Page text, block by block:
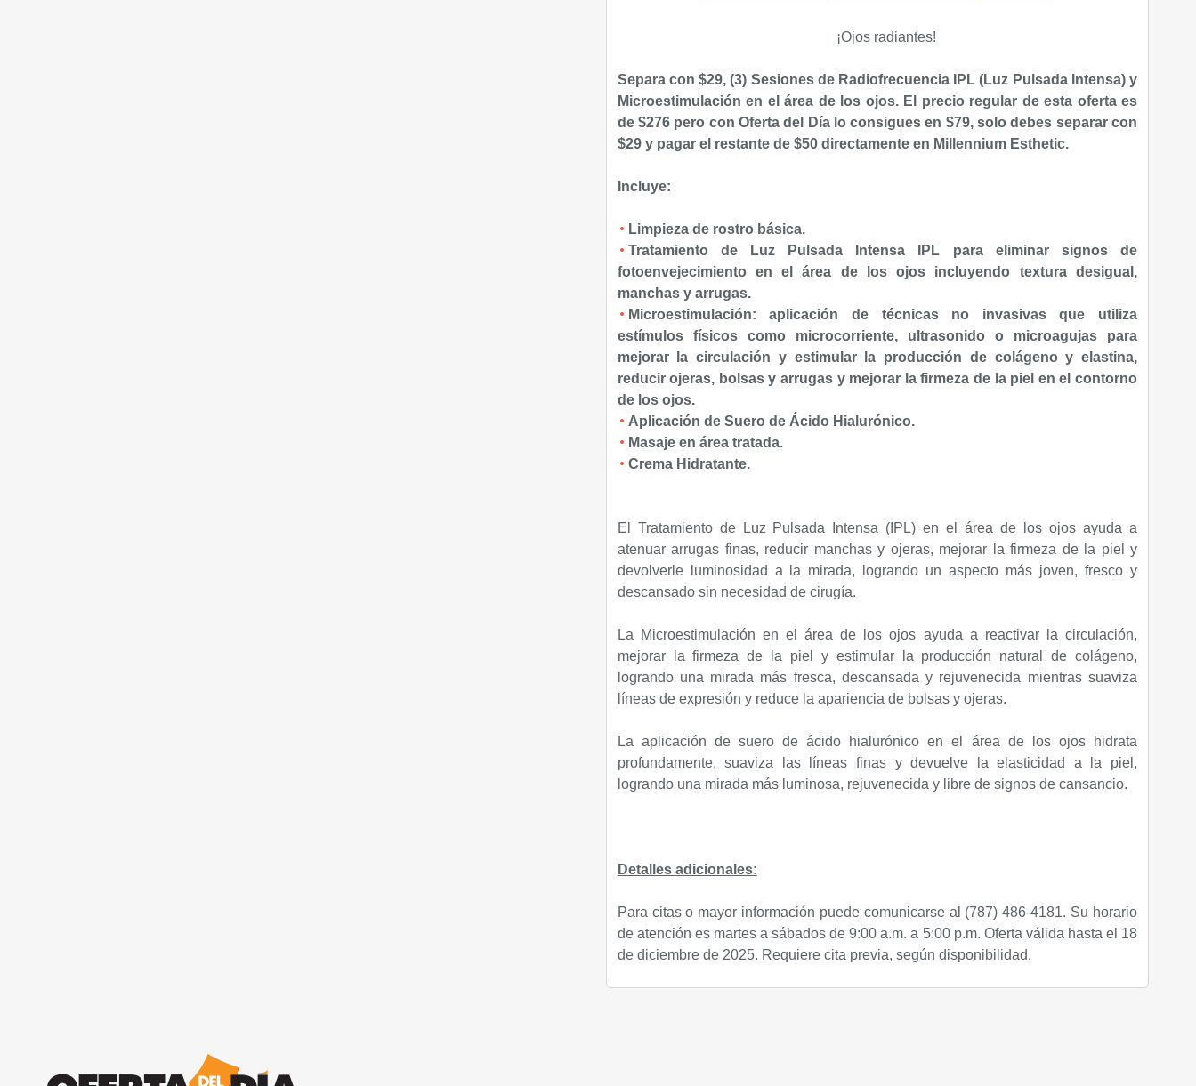
¡Ojos radiantes!
Separa con $29,(3) Sesionesde Radiofrecuencia IPL (Luz Pulsada Intensa) y
Microestimulación en el área de los ojos. El precio regular de esta oferta es
de $276 pero con Oferta del Día lo consigues en $79, solo debes separar con
$29 y pagar el restante de $50 directamente en Millennium Esthetic.
Incluye:
Limpieza de rostro básica.
Tratamiento de
Luz Pulsada Intensa IPL para eliminar signos de
fotoenvejecimiento en el área de los ojos incluyendo textura desigual,
manchas y arrugas.
Microestimulación: aplicación de técnicas no invasivas que utiliza
estímulos físicos como microcorriente, ultrasonido o microagujas para
mejorar la circulación y estimular la producción de colágeno y elastina,
reducir ojeras, bolsas y arrugas y mejorar la firmeza de la piel en el contorno
de los ojos.
Aplicación de Suero de Ácido Hialurónico.
Masaje en área tratada.
Crema Hidratante.
El Tratamiento de Luz Pulsada Intensa (IPL) en el área de los ojos ayuda a
atenuar arrugas finas, reducir manchas y ojeras, mejorar la firmeza de la piel y
devolverle luminosidad a la mirada, logrando un aspecto más joven, fresco y
descansado sin necesidad de cirugía.
La Microestimulación en el área de los ojos ayuda a reactivar la circulación,
mejorar la firmeza de la piel y estimular la producción natural de colágeno,
logrando una mirada más fresca, descansada y rejuvenecida mientras suaviza
líneas de expresión y reduce la apariencia de bolsas y ojeras.
La aplicación de suero de ácido hialurónico en el área de los ojos hidrata
profundamente, suaviza las líneas finas y devuelve la elasticidad a la piel,
logrando una mirada más luminosa, rejuvenecida y libre de signos de cansancio.
Detalles adicionales:
Para citas o mayor información puede comunicarse al (787) 486-4181. Su horario
de atención es martes a sábados de 9:00 a.m. a 5:00 p.m. Oferta válida hasta el 18
de diciembre de 2025. Requiere cita previa, según disponibilidad.